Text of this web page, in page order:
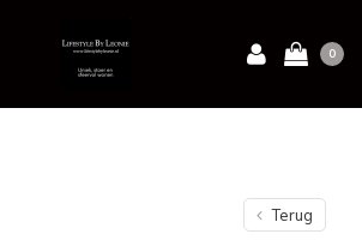
0
Terug